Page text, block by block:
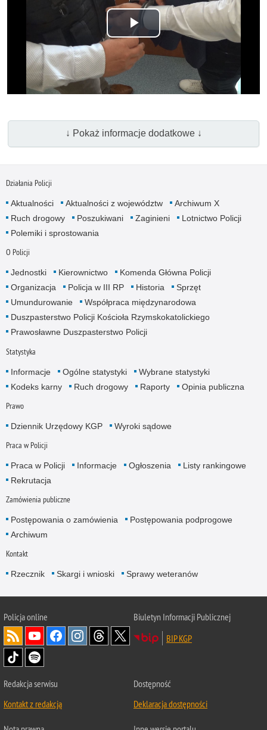
Odtwórz
wideo
↓ Pokaż informacje dodatkowe ↓
Działania Policji
Aktualności Aktualności z województw
Archiwum X
Ruch drogowy
Poszukiwani Zaginieni
Lotnictwo Policji
Polemiki i sprostowania
O Policji
Jednostki Kierownictwo
Komenda Główna Policji
Organizacja
Policja w III RP Historia
Sprzęt
Umundurowanie
Współpraca międzynarodowa
Duszpasterstwo Policji Kościoła Rzymskokatolickiego
Prawosławne Duszpasterstwo Policji
Statystyka
Informacje Ogólne statystyki
Wybrane statystyki
Kodeks karny
Ruch drogowy Raporty Opinia publiczna
Prawo
Dziennik Urzędowy KGP Wyroki sądowe
Praca w Policji
Praca w Policji Informacje Ogłoszenia
Listy rankingowe
Rekrutacja
Zamówienia publiczne
Postępowania o zamówienia
Postępowania podprogowe
Archiwum
Kontakt
Rzecznik Skargi i wnioski Sprawy weteranów
Policjaonline
Biuletyn Informacji Publicznej
BIP KGP
Redakcja serwisu
Kontakt z redakcją
Dostępność
Deklaracja dostępności